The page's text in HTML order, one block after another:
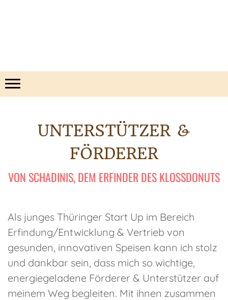
UNTERSTÜTZER &
FÖRDERER
VON SCHADINIS, DEM ERFINDER DES KLOSSDONUTS
Als junges Thüringer Start Up im Bereich
Erfindung/Entwicklung & Vertrieb von
gesunden, innovativen Speisen kann ich stolz
und dankbar sein, dass mich so wichtige,
energiegeladene Förderer & Unterstützer auf
meinem Weg begleiten. Mit ihnen zusammen